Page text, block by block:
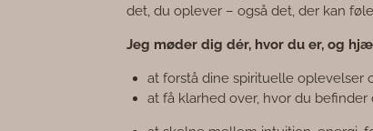
det, du oplever – også det, der kan
Jeg møder dig dér, hvor du er, og
at forstå dine spirituelle oplevelser
at få klarhed over, hvor du